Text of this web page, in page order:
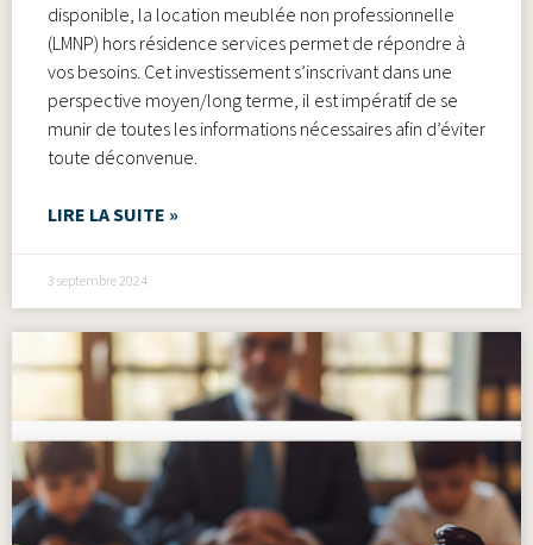
disponible, la location meublée non professionnelle
(LMNP) hors résidence services permet de répondre à
vos besoins. Cet investissement s’inscrivant dans une
perspective moyen/long terme, il est impératif de se
munir de toutes les informations nécessaires afin d’éviter
toute déconvenue.
LIRE LA SUITE »
3 septembre 2024